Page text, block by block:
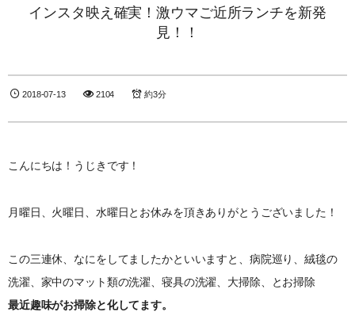
インスタ映え確実！激ウマご近所ランチを新発
見！！
2018-07-13 2104 約3分
こんにちは！うじきです！
月曜日、火曜日、水曜日とお休みを頂きありがとうございました！
この三連休、なにをしてましたかといいますと、病院巡り、絨毯の
洗濯、家中のマット類の洗濯、寝具の洗濯、大掃除、とお掃除
最近趣味がお掃除と化してます。